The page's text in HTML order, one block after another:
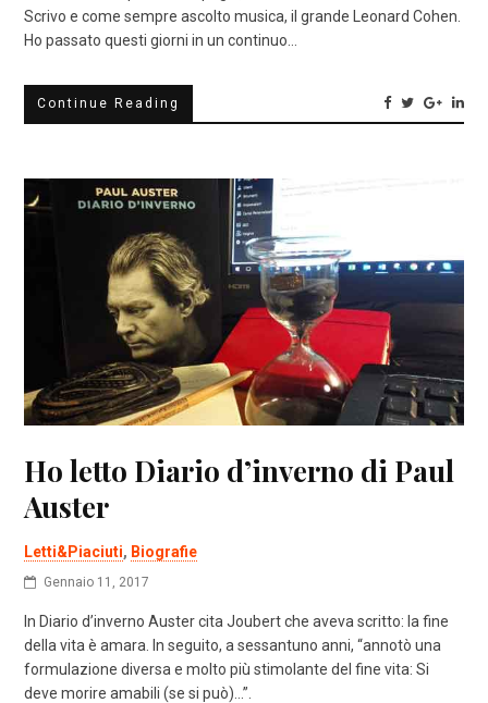
Scrivo e come sempre ascolto musica, il grande Leonard Cohen.
Ho passato questi giorni in un continuo…
Continue Reading
Ho letto Diario d’inverno di Paul
Auster
Letti&Piaciuti, Biografie
Gennaio 11, 2017
In Diario d’inverno Auster cita Joubert che aveva scritto: la fine
della vita è amara. In seguito, a sessantuno anni, “annotò una
formulazione diversa e molto più stimolante del fine vita: Si
deve morire amabili (se si può)…”.